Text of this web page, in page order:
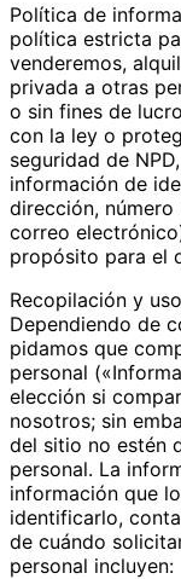
Política de
política estricta
venderemos,
privada a otras
o sin fines de
con la ley o
seguridad de
información de
dirección,
correo
propósito para el
Recopilación y
Dependiendo de
pidamos que
personal
elección si
nosotros; sin
del sitio no estén
personal. La
información que
identificarlo,
de cuándo
personal incluyen: